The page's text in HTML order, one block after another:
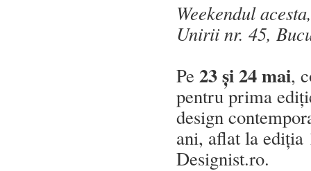
Weekendul
Unirii nr. 45,
Pe 23 și 24 mai,
pentru prima
design
ani, aflat la
Designist.ro.